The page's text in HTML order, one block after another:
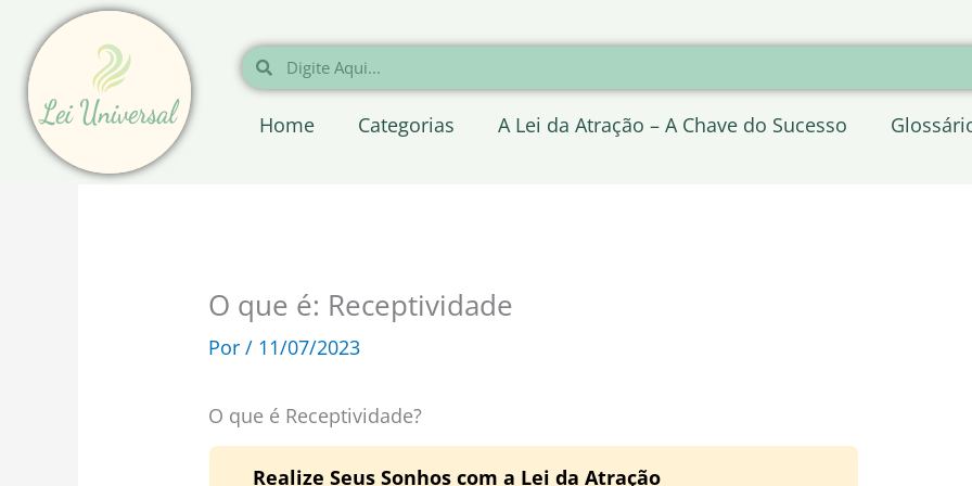
para
conteúdo
Pesquisar
Pesquisar
Home Categorias A Lei da Atração – A Chave do Sucesso
O que é: Receptividade
Por/ 11/07/2023
O que é Receptividade?
Realize Seus Sonhos com a Lei da Atração